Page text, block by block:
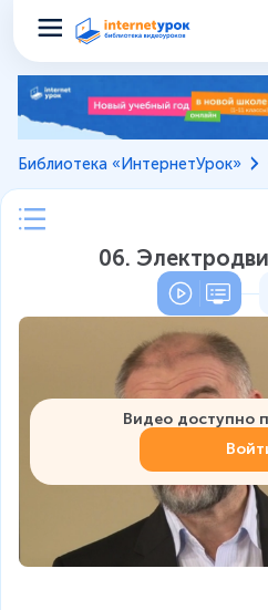
Библиотека «ИнтернетУрок»
06.
Видео доступно